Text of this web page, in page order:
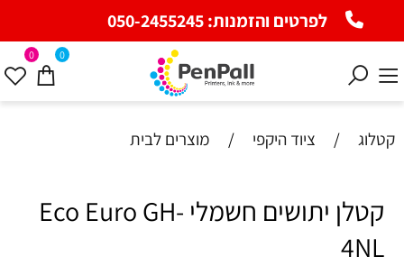
לפרטים והזמנות:050-2455245
0 0
קטלוג / ציוד היקפי / מוצרים לבית
‏קטלן יתושים חשמלי Eco Euro GH-
4NL